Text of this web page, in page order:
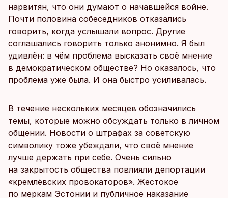
нарвитян, что они думают о начавшейся войне.
Почти половина собеседников отказались
говорить, когда услышали вопрос. Другие
соглашались говорить только анонимно. Я был
удивлён: в чём проблема высказать своё мнение
в демократическом обществе? Но оказалось, что
проблема уже была. И она быстро усиливалась.
В течение нескольких месяцев обозначились
темы, которые можно обсуждать только в личном
общении. Новости о штрафах за советскую
символику тоже убеждали, что своё мнение
лучше держать при себе. Очень сильно
на закрытость общества повлияли депортации
«кремлёвских провокаторов». Жестокое
по меркам Эстонии и публичное наказание